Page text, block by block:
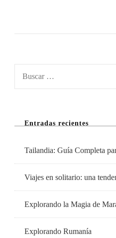
Entradas recientes
Tailandia: Guía Completa
Viajes en solitario: una
Explorando la Magia de
Explorando Rumanía